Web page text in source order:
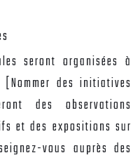
seront organisées à
des initiatives
des observations
et des expositions sur
vous auprès des